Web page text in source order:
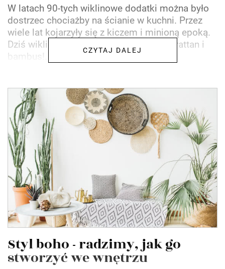
W latach 90-tych wiklinowe dodatki można było
dostrzec chociażby na ścianie w kuchni. Przez
wiele lat kojarzyły się z kiczem i minioną epoką.
Dziś wiklina powraca, a do niej dołącza rattan i
bambus!...
CZYTAJ DALEJ
Styl boho - radzimy, jak go
stworzyć we wnętrzu